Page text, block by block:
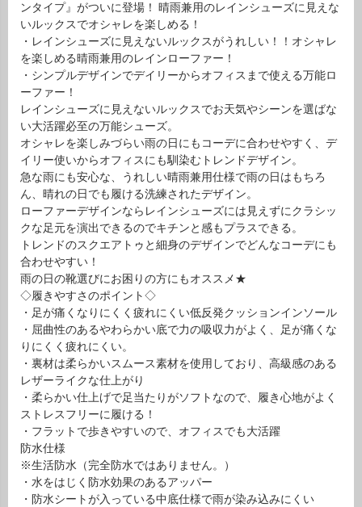
ンタイプ』がついに登場！ 晴雨兼用のレインシューズに見えな
いルックスでオシャレを楽しめる！
・レインシューズに見えないルックスがうれしい！！オシャレ
を楽しめる晴雨兼用のレインローファー！
・シンプルデザインでデイリーからオフィスまで使える万能ロ
ーファー！
レインシューズに見えないルックスでお天気やシーンを選ばな
い大活躍必至の万能シューズ。
オシャレを楽しみづらい雨の日にもコーデに合わせやすく、デ
イリー使いからオフィスにも馴染むトレンドデザイン。
急な雨にも安心な、うれしい晴雨兼用仕様で雨の日はもちろ
ん、晴れの日でも履ける洗練されたデザイン。
ローファーデザインならレインシューズには見えずにクラシッ
クな足元を演出できるのでキチンと感もプラスできる。
トレンドのスクエアトゥと細身のデザインでどんなコーデにも
合わせやすい！
雨の日の靴選びにお困りの方にもオススメ★
◇履きやすさのポイント◇
・足が痛くなりにくく疲れにくい低反発クッションインソール
・屈曲性のあるやわらかい底で力の吸収力がよく、足が痛くな
りにくく疲れにくい。
・裏材は柔らかいスムース素材を使用しており、高級感のある
レザーライクな仕上がり
・柔らかい仕上げで足当たりがソフトなので、履き心地がよく
ストレスフリーに履ける！
・フラットで歩きやすいので、オフィスでも大活躍
防水仕様
※生活防水（完全防水ではありません。）
・水をはじく防水効果のあるアッパー
・防水シートが入っている中底仕様で雨が染み込みにくい